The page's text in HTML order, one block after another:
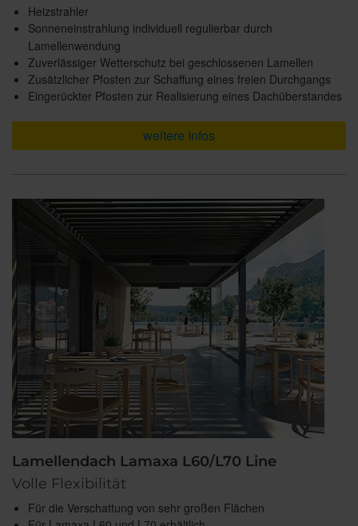
Heizstrahler
Sonneneinstrahlung individuell regulierbar durch
Lamellenwendung
Zuverlässiger Wetterschutz bei geschlossenen Lamellen
Zusätzlicher Pfosten zur Schaffung eines freien Durchgangs
Eingerückter Pfosten zur Realisierung eines Dachüberstandes
weitere Infos
Lamellendach Lamaxa L60/L70 Line
Volle Flexibilität
Für die Verschattung von sehr großen Flächen